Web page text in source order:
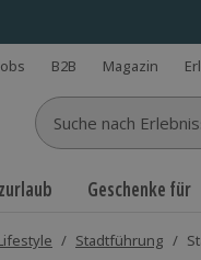
B2B Magazin
Suche nach
Geschenke für
/ Stadtführung /